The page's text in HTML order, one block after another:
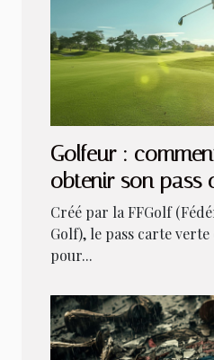
Golfeur :
obtenir son pass
Créé par la FFGolf
Golf), le pass carte
pour...